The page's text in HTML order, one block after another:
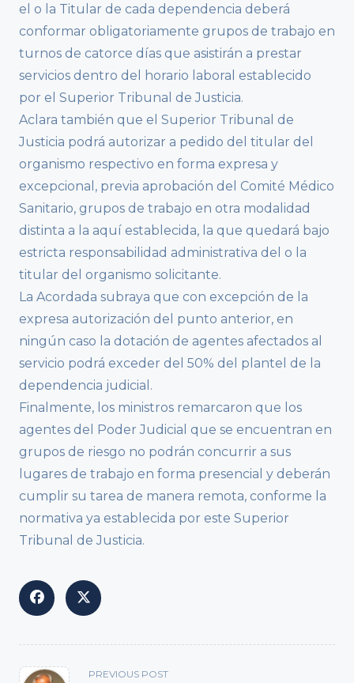
el o la Titular de cada dependencia deberá
conformar obligatoriamente grupos de trabajo en
turnos de catorce días que asistirán a prestar
servicios dentro del horario laboral establecido
por el Superior Tribunal de Justicia.
Aclara también que el Superior Tribunal de
Justicia podrá autorizar a pedido del titular del
organismo respectivo en forma expresa y
excepcional, previa aprobación del Comité Médico
Sanitario, grupos de trabajo en otra modalidad
distinta a la aquí establecida, la que quedará bajo
estricta responsabilidad administrativa del o la
titular del organismo solicitante.
La Acordada subraya que con excepción de la
expresa autorización del punto anterior, en
ningún caso la dotación de agentes afectados al
servicio podrá exceder del 50% del plantel de la
dependencia judicial.
Finalmente, los ministros remarcaron que los
agentes del Poder Judicial que se encuentran en
grupos de riesgo no podrán concurrir a sus
lugares de trabajo en forma presencial y deberán
cumplir su tarea de manera remota, conforme la
normativa ya establecida por este Superior
Tribunal de Justicia.
<span PREVIOUS POST